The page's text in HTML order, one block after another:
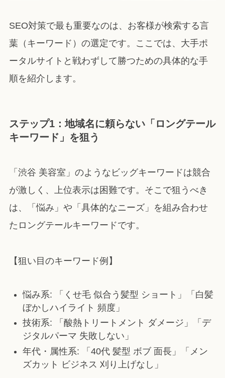
SEO対策で最も重要なのは、お客様が検索する言
葉（キーワード）の選定です。ここでは、大手ポ
ータルサイトと戦わずして勝つための具体的な手
順を紹介します。
ステップ1：地域名に頼らない「ロングテール
キーワード」を狙う
「渋谷 美容室」のようなビッグキーワードは競合
が激しく、上位表示は困難です。そこで狙うべき
は、「悩み」や「具体的なニーズ」を組み合わせ
たロングテールキーワードです。
【狙い目のキーワード例】
悩み系: 「くせ毛 似合う髪型 ショート」「白髪
ぼかしハイライト 頻度」
技術系: 「酸熱トリートメント ダメージ」「デ
ジタルパーマ 失敗しない」
年代・属性系: 「40代 髪型 ボブ 面長」「メン
ズカット ビジネス 刈り上げなし」